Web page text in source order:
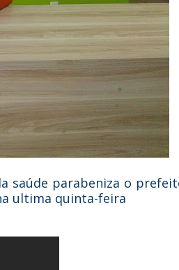
saúde parabeniza o
ultima quinta-feira